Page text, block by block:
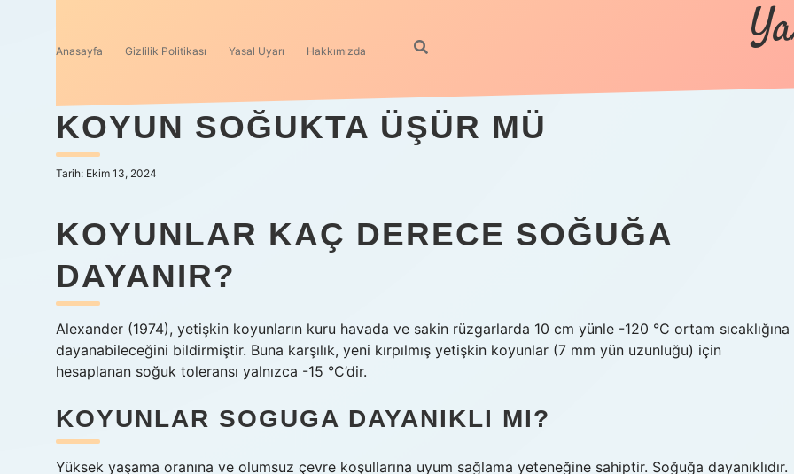
Anasayfa Gizlilik Politikası Yasal Uyarı Hakkımızda
KOYUN SOĞUKTA ÜŞÜR MÜ
Tarih: Ekim 13, 2024
KOYUNLAR KAÇ DERECE SOĞUĞA
DAYANIR?
Alexander (1974), yetişkin koyunların kuru havada ve sakin rüzgarlarda 10 cm yünle -120 °C ortam sıcaklığına
dayanabileceğini bildirmiştir. Buna karşılık, yeni kırpılmış yetişkin koyunlar (7 mm yün uzunluğu) için
hesaplanan soğuk toleransı yalnızca -15 °C’dir.
KOYUNLAR SOGUGA DAYANIKLI MI?
Yüksek yaşama oranına ve olumsuz çevre koşullarına uyum sağlama yeteneğine sahiptir. Soğuğa dayanıklıdır.